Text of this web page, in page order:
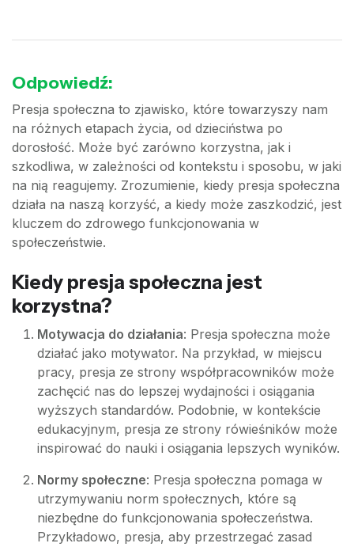
Odpowiedź:
Presja społeczna to zjawisko, które towarzyszy nam
na różnych etapach życia, od dzieciństwa po
dorosłość. Może być zarówno korzystna, jak i
szkodliwa, w zależności od kontekstu i sposobu, w jaki
na nią reagujemy. Zrozumienie, kiedy presja społeczna
działa na naszą korzyść, a kiedy może zaszkodzić, jest
kluczem do zdrowego funkcjonowania w
społeczeństwie.
Kiedy presja społeczna jest
korzystna?
Motywacja do działania: Presja społeczna może
działać jako motywator. Na przykład, w miejscu
pracy, presja ze strony współpracowników może
zachęcić nas do lepszej wydajności i osiągania
wyższych standardów. Podobnie, w kontekście
edukacyjnym, presja ze strony rówieśników może
inspirować do nauki i osiągania lepszych wyników.
Normy społeczne: Presja społeczna pomaga w
utrzymywaniu norm społecznych, które są
niezbędne do funkcjonowania społeczeństwa.
Przykładowo, presja, aby przestrzegać zasad